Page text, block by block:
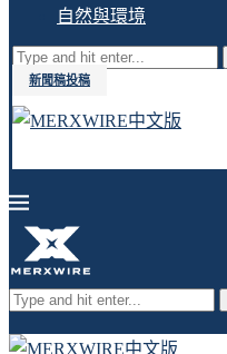
自然與環境
新聞稿投稿